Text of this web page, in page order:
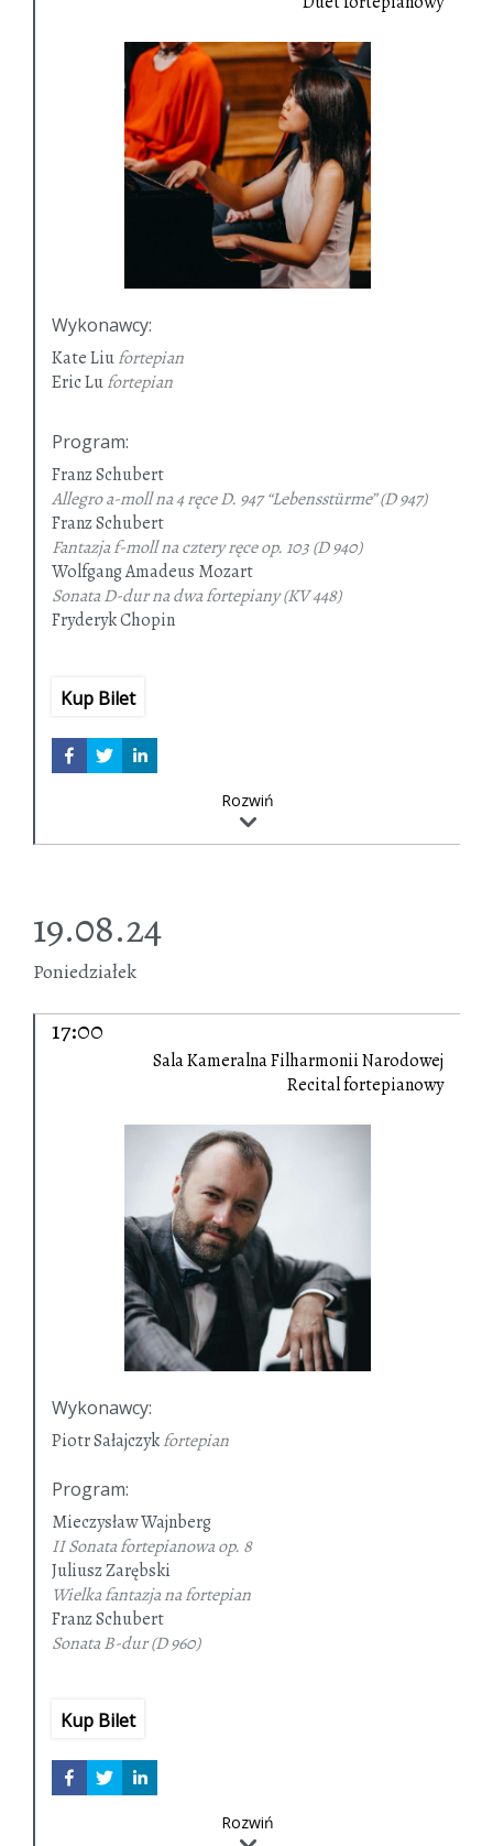
Wykonawcy:
Kate Liufortepian
Eric Lufortepian
Program:
Franz Schubert
Allegro a-moll na 4 ręce D. 947 “Lebensstürme”(D 947)
Franz Schubert
Fantazja f-moll na cztery ręceop. 103 (D 940)
Wolfgang Amadeus Mozart
Sonata D-dur na dwa fortepiany(KV 448)
Fryderyk Chopin
Kup Bilet
Rozwiń
19.08.24
Poniedziałek
17:00
Sala Kameralna Filharmonii Narodowej
Recital fortepianowy
Wykonawcy:
Piotr Sałajczykfortepian
Program:
Mieczysław Wajnberg
II Sonata fortepianowaop. 8
Juliusz Zarębski
Wielka fantazja na fortepian
Franz Schubert
Sonata B-dur(D 960)
Kup Bilet
Rozwiń